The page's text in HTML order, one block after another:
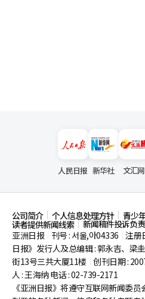
人民日报 新华社 文汇网
公司简介 个人信息处理方针 青少
读者提供新闻线索
新闻稿件投诉负
亚洲日报
刊号 : 서울,아04336 注册
日报》发行人及总编辑 : 郭永吉、梁
街13号三共大厦11楼 创刊日期 :
人 : 王海纳 电话 : 02-739-2171
《亚洲日报》将遵守互联网新闻委员